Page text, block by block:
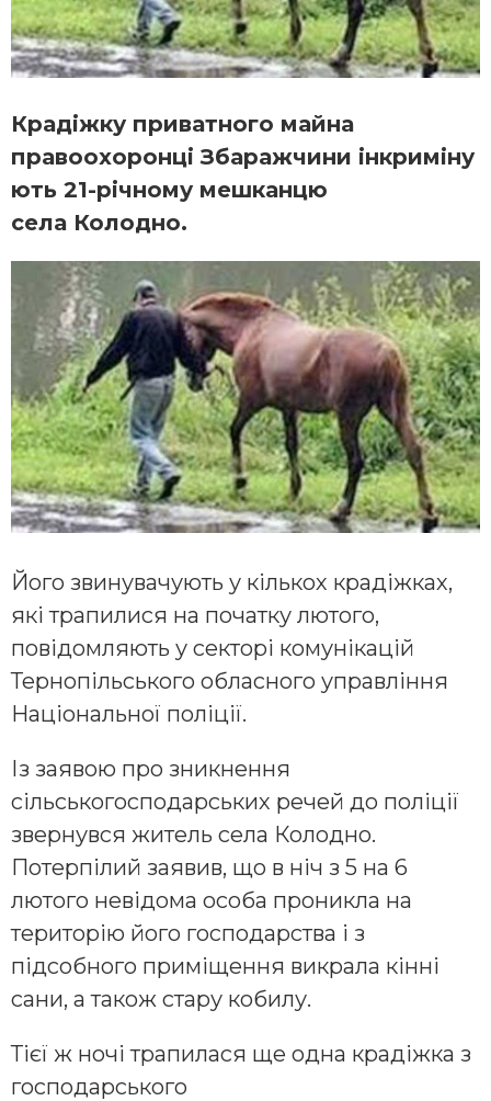
Крадіжку приватного майна
правоохоронці Збаражчини інкриміну
ють 21-річному мешканцю
села Колодно.
Його звинувачують у кількох крадіжках,
які трапилися на початку лютого,
повідомляють у секторі комунікацій
Тернопільського обласного управління
Національної поліції.
Із заявою про зникнення
сільськогосподарських речей до поліції
звернувся житель села Колодно.
Потерпілий заявив, що в ніч з 5 на 6
лютого невідома особа проникла на
територію його господарства і з
підсобного приміщення викрала кінні
сани, а також стару кобилу.
Тієї ж ночі трапилася ще одна крадіжка з
господарського